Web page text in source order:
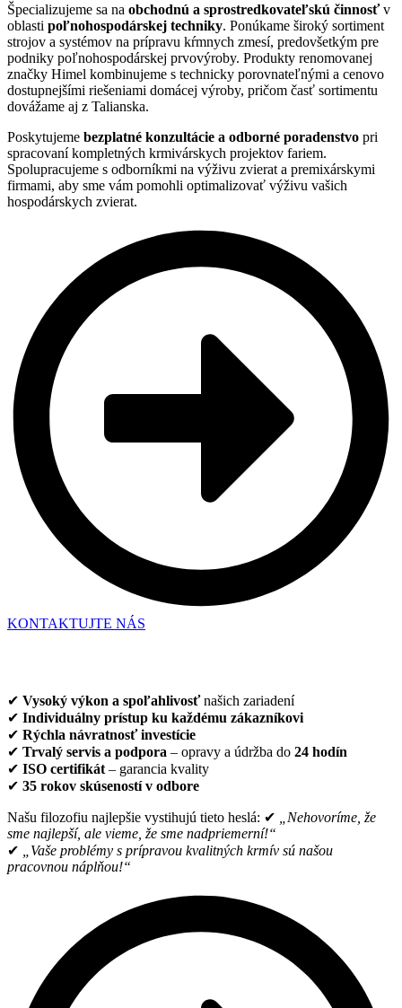
Špecializujeme sa na obchodnú a sprostredkovateľskú činnosťv
oblasti poľnohospodárskej techniky. Ponúkame široký sortiment
strojov a systémov na prípravu kŕmnych zmesí, predovšetkým pre
podniky poľnohospodárskej prvovýroby. Produkty renomovanej
značky Himel kombinujeme s technicky porovnateľnými a cenovo
dostupnejšími riešeniami domácej výroby, pričom časť sortimentu
dovážame aj z Talianska.
Poskytujeme bezplatné konzultácie a odborné poradenstvo pri
spracovaní kompletných krmivárskych projektov fariem.
Spolupracujeme s odborníkmi na výživu zvierat a premixárskymi
firmami, aby sme vám pomohli optimalizovať výživu vašich
hospodárskych zvierat.
KONTAKTUJTE NÁS
✔ Vysoký výkon a spoľahlivosťnašich zariadení
✔ Individuálny prístup ku každému zákazníkovi
✔ Rýchla návratnosť investície
✔ Trvalý servis a podpora – opravy a údržba do 24 hodín
✔ ISO certifikát – garancia kvality
✔ 35 rokov skúseností v odbore
Našu filozofiu najlepšie vystihujú tieto heslá: ✔
„Nehovoríme, že
sme najlepší, ale vieme, že sme nadpriemerní!“
✔
„Vaše problémy s prípravou kvalitných krmív sú našou
pracovnou náplňou!“